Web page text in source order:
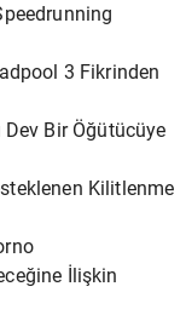
3 Fikrinden
Bir Öğütücüye
Kilitlenme
İlişkin